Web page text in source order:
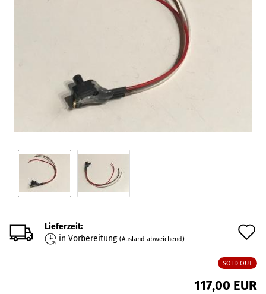
Lieferzeit:
in Vorbereitung (Ausland abweichend)
SOLD OUT
117,00 EUR